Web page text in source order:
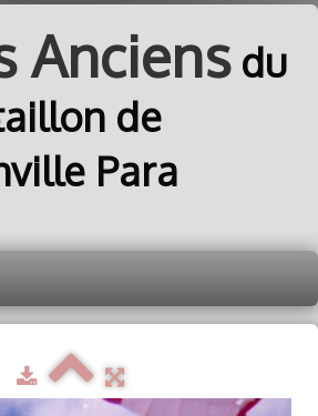
Anciensdu
de
Para